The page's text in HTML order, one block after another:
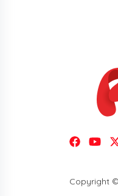
Copyright ©